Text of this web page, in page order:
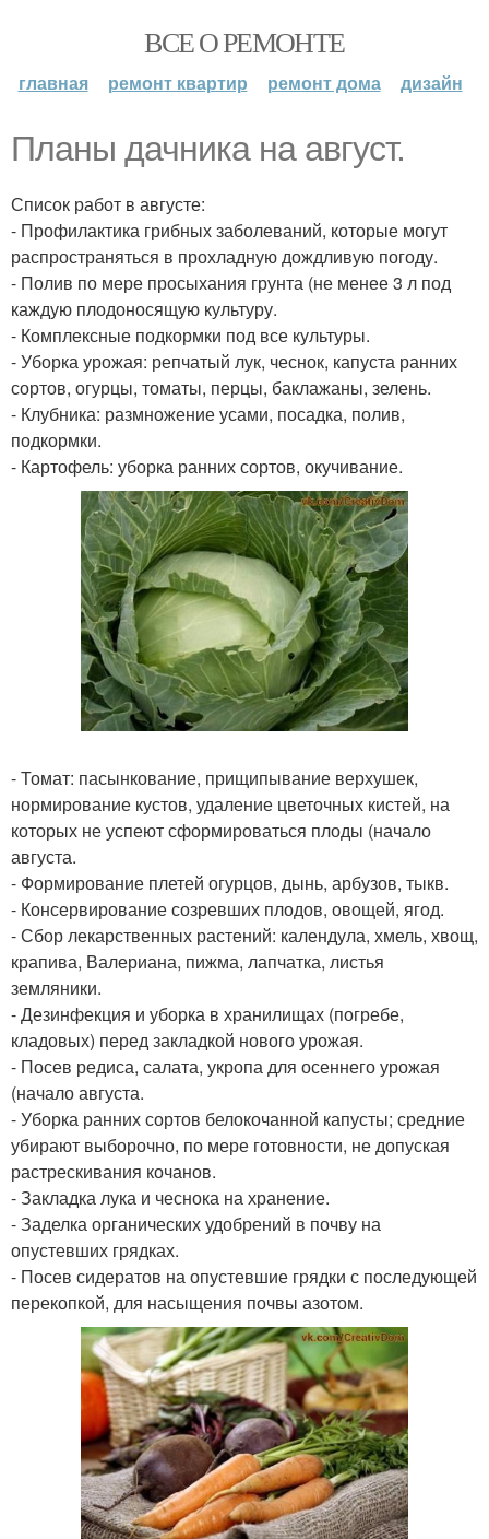
ВСЕ О РЕМОНТЕ
главная ремонт квартир ремонт дома дизайн
Планы дачника на август.
Список работ в августе:
- Профилактика грибных заболеваний, которые могут
распространяться в прохладную дождливую погоду.
- Полив по мере просыхания грунта (не менее 3 л под
каждую плодоносящую культуру.
- Комплексные подкормки под все культуры.
- Уборка урожая: репчатый лук, чеснок, капуста ранних
сортов, огурцы, томаты, перцы, баклажаны, зелень.
- Клубника: размножение усами, посадка, полив,
подкормки.
- Картофель: уборка ранних сортов, окучивание.
- Томат: пасынкование, прищипывание верхушек,
нормирование кустов, удаление цветочных кистей, на
которых не успеют сформироваться плоды (начало
августа.
- Формирование плетей огурцов, дынь, арбузов, тыкв.
- Консервирование созревших плодов, овощей, ягод.
- Сбор лекарственных растений: календула, хмель, хвощ,
крапива, Валериана, пижма, лапчатка, листья
земляники.
- Дезинфекция и уборка в хранилищах (погребе,
кладовых) перед закладкой нового урожая.
- Посев редиса, салата, укропа для осеннего урожая
(начало августа.
- Уборка ранних сортов белокочанной капусты; средние
убирают выборочно, по мере готовности, не допуская
растрескивания кочанов.
- Закладка лука и чеснока на хранение.
- Заделка органических удобрений в почву на
опустевших грядках.
- Посев сидератов на опустевшие грядки с последующей
перекопкой, для насыщения почвы азотом.